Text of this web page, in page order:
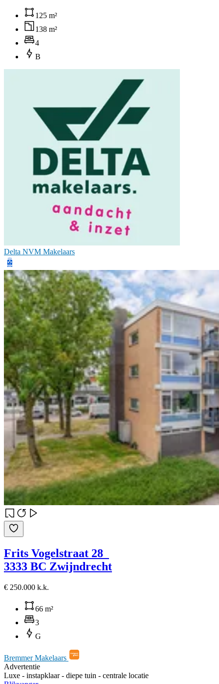
125 m²
138 m²
4
B
Delta NVM Makelaars
Frits Vogelstraat 28
3333 BC Zwijndrecht
€ 250.000 k.k.
66 m²
3
G
Bremmer Makelaars
Advertentie
Luxe - instapklaar - diepe tuin - centrale locatie